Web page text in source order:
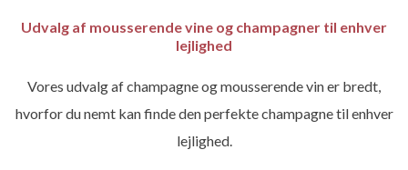
Udvalg af mousserende vine og champagner til enhver
lejlighed
Vores udvalg af champagne og mousserende vin er bredt,
hvorfor du nemt kan finde den perfekte champagne til enhver
lejlighed.